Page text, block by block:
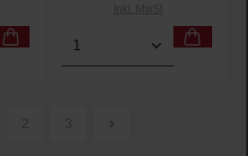
Gib den gewünschten Wert ein
Inkl. MwSt
Produkt Anzahl: Gib
Seite
2
Seite
3